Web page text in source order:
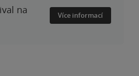
na
Více informací